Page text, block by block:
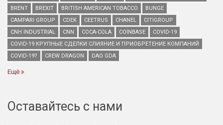
BRENT
BREXIT BRITISH AMERICAN TOBACCO
BUNGE
CAMPARI GROUP
CDEK CEETRUS CHANEL
CITIGROUP
CNH INDUSTRIAL
CNN COCA-COLA COINBASE
COVID-19
COVID-19 КРУПНЫЕ СДЕЛКИ СЛИЯНИЕ И ПРИОБРЕТЕНИЕ КОМПАНИЙ
COVID-19?
CREW DRAGON DAO GDA
Ещё
Оставайтесь с нами